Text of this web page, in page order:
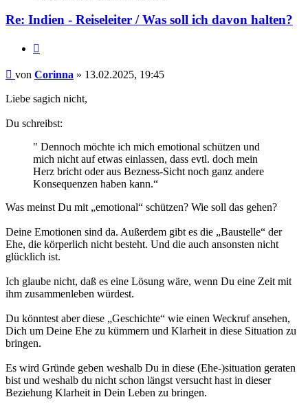
Re: Indien - Reiseleiter / Was soll ich davon halten?
Beitrag
von Corinna » 13.02.2025, 19:45
Liebe sagich nicht,
Du schreibst:
" Dennoch möchte ich mich emotional schützen und
mich nicht auf etwas einlassen, dass evtl. doch mein
Herz bricht oder aus Bezness-Sicht noch ganz andere
Konsequenzen haben kann.“
Was meinst Du mit „emotional“ schützen? Wie soll das gehen?
Deine Emotionen sind da. Außerdem gibt es die „Baustelle“ der
Ehe, die körperlich nicht besteht. Und die auch ansonsten nicht
glücklich ist.
Ich glaube nicht, daß es eine Lösung wäre, wenn Du eine Zeit mit
ihm zusammenleben würdest.
Du könntest aber diese „Geschichte“ wie einen Weckruf ansehen,
Dich um Deine Ehe zu kümmern und Klarheit in diese Situation zu
bringen.
Es wird Gründe geben weshalb Du in diese (Ehe-)situation geraten
bist und weshalb du nicht schon längst versucht hast in dieser
Beziehung Klarheit in Dein Leben zu bringen.